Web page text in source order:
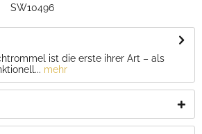
SW10496
ist die erste ihrer Art – als
mehr